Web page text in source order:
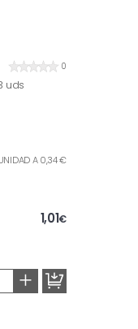
0
uds
A 0,34 €
1,01€
+